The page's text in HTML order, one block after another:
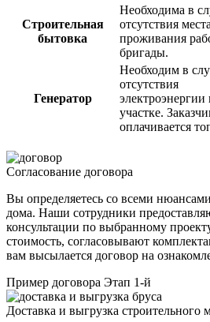
Строительная
бытовка
Необходима в
отсутствия
проживания
бригады.
Генератор
Необходим в
отсутствия
электроэнергии
участке.
оплачивается
Согласование договора
Вы определяетесь со всеми
дома. Наши сотрудники
консультации по выбранному
стоимость, согласовывают
вам высылается договор на
Пример договора Этап 1-й
Доставка и выгрузка строительного